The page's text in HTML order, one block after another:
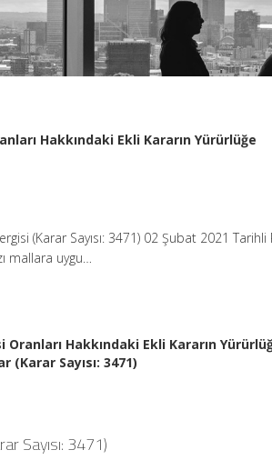
Hakkındaki Ekli Kararın Yürürlüğe
(Karar Sayısı: 3471) 02 Şubat 2021 Tarihli
mallara uygu…
Hakkındaki Ekli Kararın
(Karar Sayısı: 3471)
Sayısı: 3471)